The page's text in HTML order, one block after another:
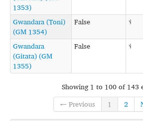
1353)
Gwandara (Toni)
(GM 1354)
False ˦˨
Gwandara
(Gitata) (GM
1355)
False ˦˨
Showing 1 to 100 of 143
← Previous
1 2